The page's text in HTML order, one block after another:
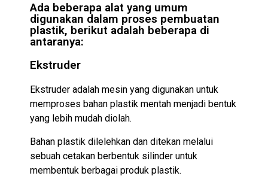
Ada beberapa alat yang umum
digunakan dalam proses pembuatan
plastik, berikut adalah beberapa di
antaranya:
Ekstruder
Ekstruder adalah mesin yang digunakan untuk
memproses bahan plastik mentah menjadi bentuk
yang lebih mudah diolah.
Bahan plastik dilelehkan dan ditekan melalui
sebuah cetakan berbentuk silinder untuk
membentuk berbagai produk plastik.